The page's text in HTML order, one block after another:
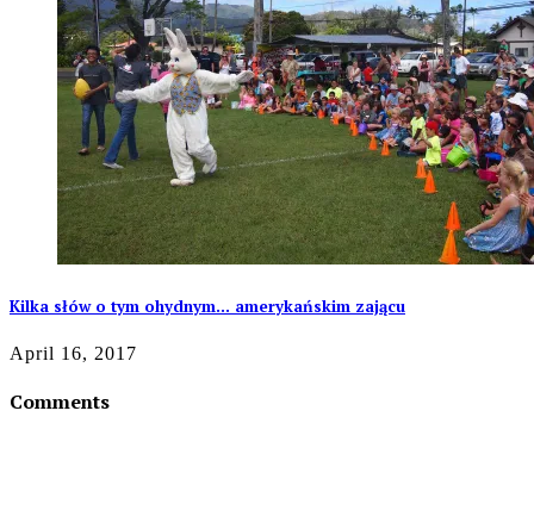
Kilka słów o tym ohydnym… amerykańskim zającu
April 16, 2017
Comments